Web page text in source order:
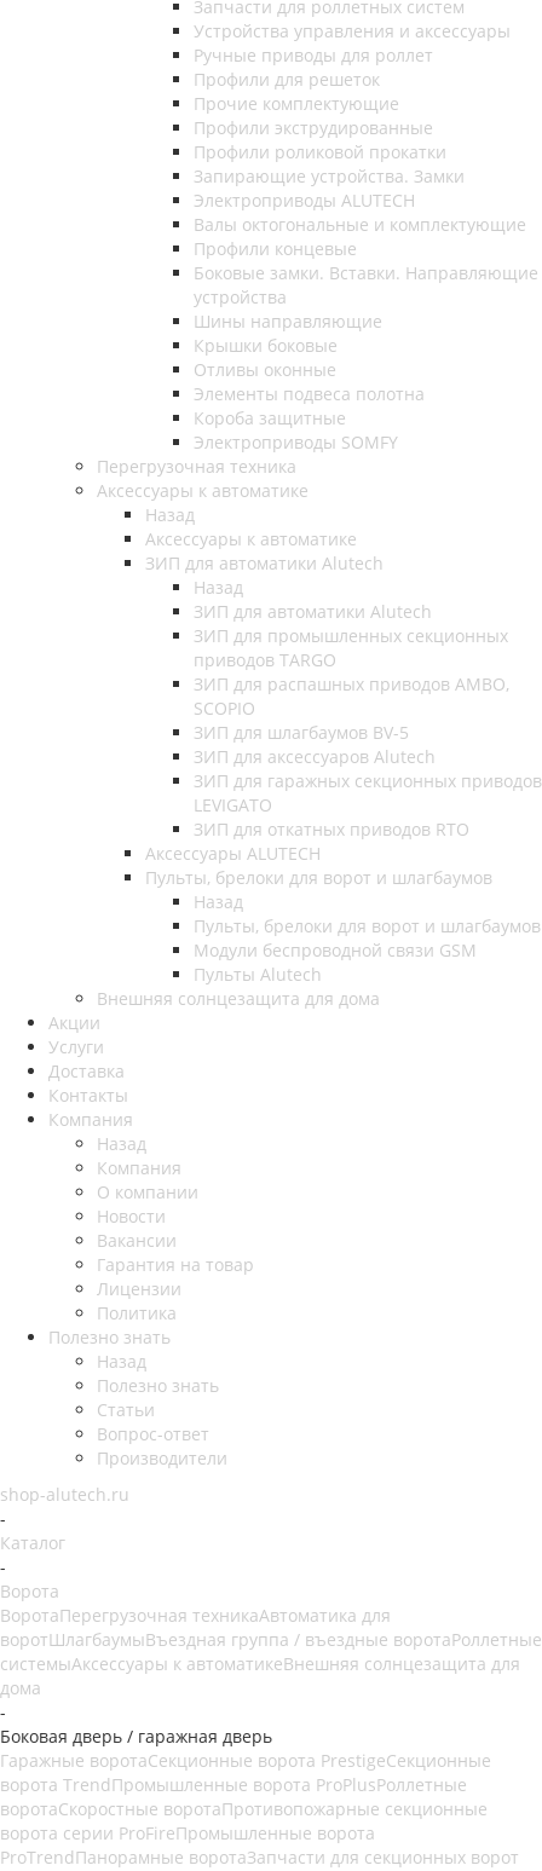
Запчасти для роллетных систем
Устройства управления и аксессуары
Ручные приводы для роллет
Профили для решеток
Прочие комплектующие
Профили экструдированные
Профили роликовой прокатки
Запирающие устройства. Замки
Электроприводы ALUTECH
Валы октогональные и комплектующие
Профили концевые
Боковые замки. Вставки. Направляющие
устройства
Шины направляющие
Крышки боковые
Отливы оконные
Элементы подвеса полотна
Короба защитные
Электроприводы SOMFY
Перегрузочная техника
Аксессуары к автоматике
Назад
Аксессуары к автоматике
ЗИП для автоматики Alutech
Назад
ЗИП для автоматики Alutech
ЗИП для промышленных секционных
приводов TARGO
ЗИП для распашных приводов AMBO,
SCOPIO
ЗИП для шлагбаумов BV-5
ЗИП для аксессуаров Alutech
ЗИП для гаражных секционных приводов
LEVIGATO
ЗИП для откатных приводов RTO
Аксессуары ALUTECH
Пульты, брелоки для ворот и шлагбаумов
Назад
Пульты, брелоки для ворот и шлагбаумов
Модули беспроводной связи GSM
Пульты Alutech
Внешняя солнцезащита для дома
Акции
Услуги
Доставка
Контакты
Компания
Назад
Компания
О компании
Новости
Вакансии
Гарантия на товар
Лицензии
Политика
Полезно знать
Назад
Полезно знать
Статьи
Вопрос-ответ
Производители
shop-alutech.ru
-
Каталог
-
Ворота
ВоротаПерегрузочная техникаАвтоматика для
воротШлагбаумыВъездная группа / въездные воротаРоллетные
системыАксессуары к автоматикеВнешняя солнцезащита для
дома
-
Боковая дверь / гаражная дверь
Гаражные воротаСекционные ворота PrestigeСекционные
ворота TrendПромышленные ворота ProPlusРоллетные
воротаСкоростные воротаПротивопожарные секционные
ворота серии ProFireПромышленные ворота
ProTrendПанорамные воротаЗапчасти для секционных ворот